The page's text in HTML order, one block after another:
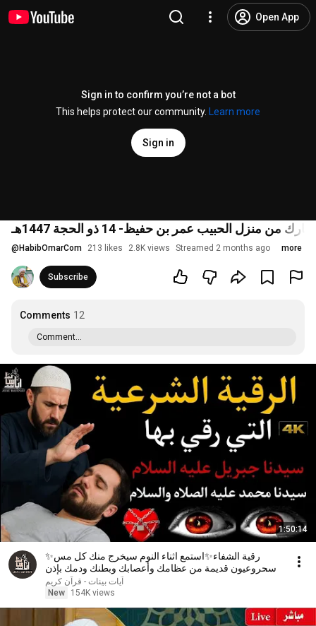
Open App
Sign in to confirm you’re not a bot
This helps protect our community.
Learn more
Sign in
@ HabibOmarCom 213 likes 2.8K views Streamed 2 months ago more
Subscribe
Comments 12
Comment...
1:50:14
✨رقية الشفاء✨استمع اثناء النوم سيخرج منك كل مس
وسحروعيون قديمة من عظامك وأعصابك وبطنك ودمك بإذن
الله
آيات بينات - قرآن كريم
New
154K views